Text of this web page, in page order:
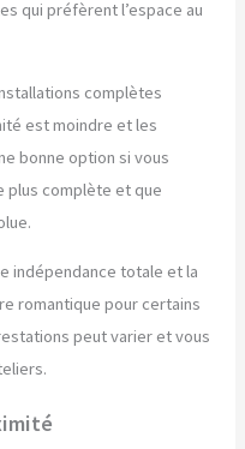
qui préfèrent l’espace au
complètes
est moindre et les
bonne option si vous
plus complète et que
indépendance totale et la
romantique pour certains
peut varier et vous